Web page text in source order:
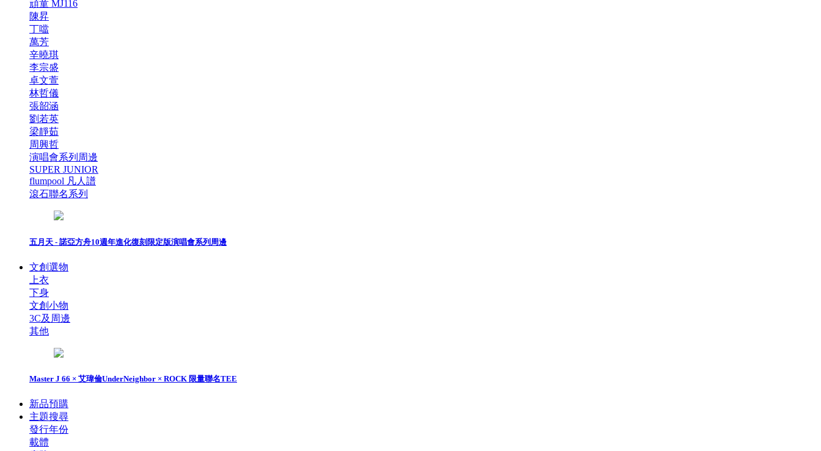
頑童 MJ116
陳昇
丁噹
萬芳
辛曉琪
李宗盛
卓文萱
林哲儀
張韶涵
劉若英
梁靜茹
周興哲
演唱會系列周邊
SUPER JUNIOR
flumpool 凡人譜
滾石聯名系列
五月天 - 諾亞方舟10週年進化復刻限定版演唱會系列周邊
文創選物
上衣
下身
文創小物
3C及周邊
其他
Master J 66 × 艾瑋倫UnderNeighbor × ROCK 限量聯名TEE
新品預購
主題搜尋
發行年份
載體